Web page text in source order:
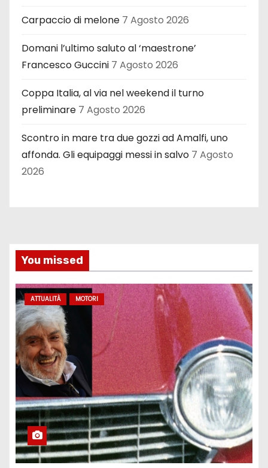
Carpaccio di melone 7 Agosto 2026
Domani l’ultimo saluto al ‘maestrone’
Francesco Guccini 7 Agosto 2026
Coppa Italia, al via nel weekend il turno
preliminare 7 Agosto 2026
Scontro in mare tra due gozzi ad Amalfi, uno
affonda. Gli equipaggi messi in salvo 7 Agosto
2026
You missed
ATTUALITÀ MOTORI